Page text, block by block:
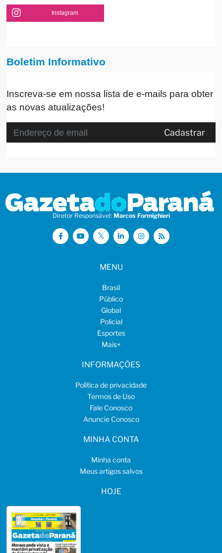
Instagram
Boletim Informativo
Inscreva-se em nossa lista de e-mails para obter
as novas atualizações!
Cadastrar
Diretor Responsável: Marcos Formighieri
MENU
Brasil
Público
Global
Policial
Esportes
Mais+
INFORMAÇÕES
Política de privacidade
Termos de Uso
Fale Conosco
Anuncie Conosco
MINHA CONTA
Minha conta
Meus artigos salvos
HOJE